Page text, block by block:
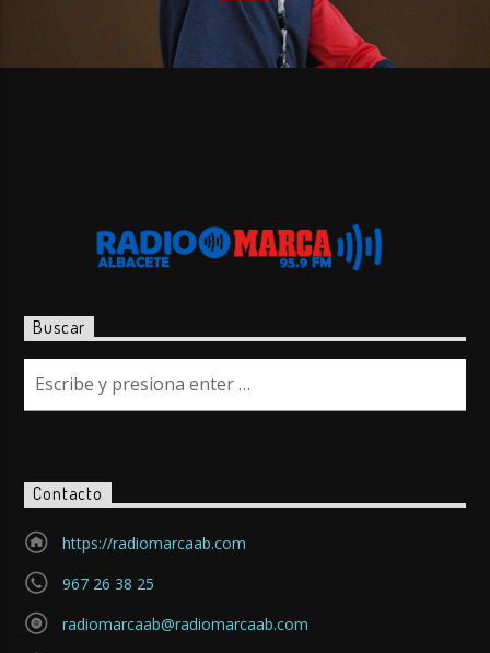
Buscar
Contacto
https://radiomarcaab.com
967 26 38 25
radiomarcaab@radiomarcaab.com